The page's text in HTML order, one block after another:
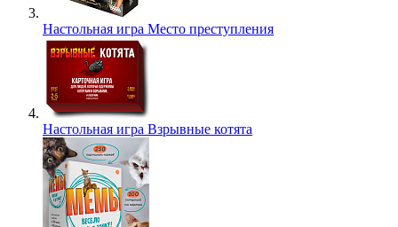
Настольная игра Место преступления
Настольная игра Взрывные котята